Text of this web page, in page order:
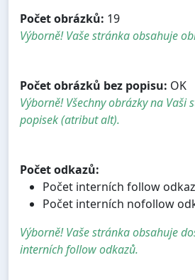
Počet obrázků: 19
Výborně! Vaše stránka obsahuje
Počet obrázků bez popisu: OK
Výborně! Všechny obrázky na Vaši
popisek (atribut alt).
Počet odkazů:
Počet interních follow
Počet interních nofollow
Výborně! Vaše stránka obsahuje
interních follow odkazů.